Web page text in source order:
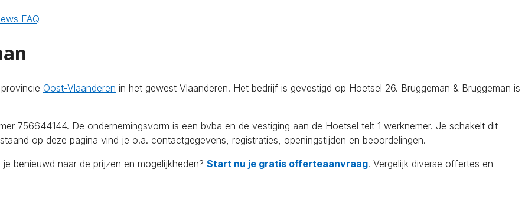
FAQ
Oost-Vlaanderen in het gewest Vlaanderen. Het bedrijf is gevestigd op Hoetsel 26. Bruggeman & Bruggeman is
756644144. De ondernemingsvorm is een bvba en de vestiging aan de Hoetsel telt 1 werknemer. Je schakelt dit
op deze pagina vind je o.a. contactgegevens, registraties, openingstijden en beoordelingen.
benieuwd naar de prijzen en mogelijkheden? Start nu je gratis offerteaanvraag. Vergelijk diverse offertes en